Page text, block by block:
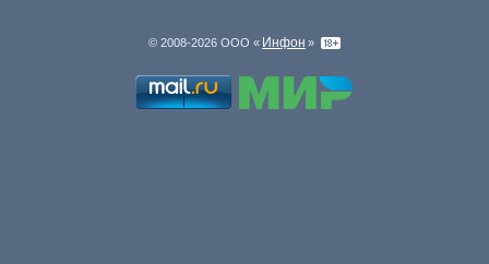
© 2008-2026 ООО « Инфон »